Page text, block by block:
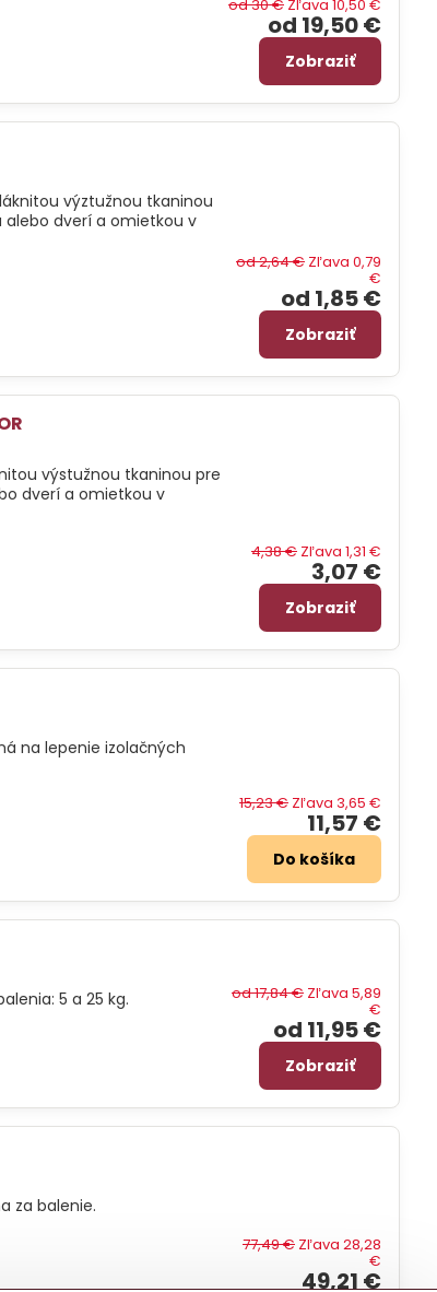
od 19,50 €
od 30 € Zľava 10,50 €
Zobraziť
výztužnou tkaninou
dverí a omietkou v
od 1,85 €
od 2,64 € Zľava 0,79
€
Zobraziť
výstužnou tkaninou pre
dverí a omietkou v
3,07 €
4,38 € Zľava 1,31 €
Zobraziť
na lepenie izolačných
11,57 €
15,23 € Zľava 3,65 €
Do košíka
5 a 25 kg.
od 11,95 €
od 17,84 € Zľava 5,89
€
Zobraziť
za balenie.
49,21 €
77,49 € Zľava 28,28
€